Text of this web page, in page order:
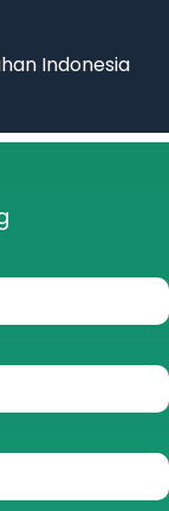
Indonesia